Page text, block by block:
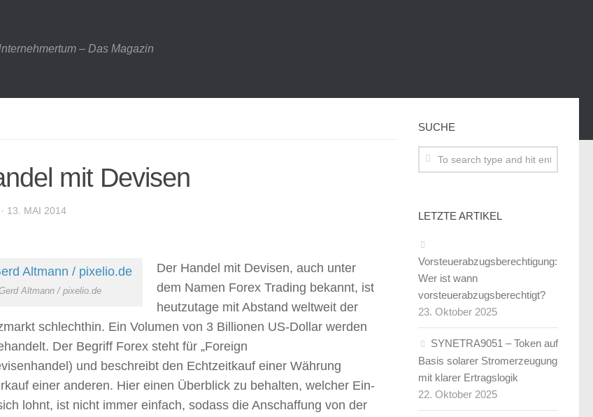
– Das Magazin
mit Devisen
· 13. MAI 2014
Altmann / pixelio.de
Der Handel mit Devisen, auch unter
dem Namen Forex Trading bekannt, ist
heutzutage mit Abstand weltweit der
schlechthin. Ein Volumen von 3 Billionen US-Dollar werden
Der Begriff Forex steht für „Foreign
und beschreibt den Echtzeitkauf einer Währung
einer anderen. Hier einen Überblick zu behalten, welcher Ein-
lohnt, ist nicht immer einfach, sodass die Anschaffung von der
SUCHE
LETZTE ARTIKEL
Vorsteuerabzugsberechtigung:
Wer ist wann
vorsteuerabzugsberechtigt?
23. Oktober 2025
SYNETRA9051 – Token auf
Basis solarer Stromerzeugung
mit klarer Ertragslogik
22. Oktober 2025